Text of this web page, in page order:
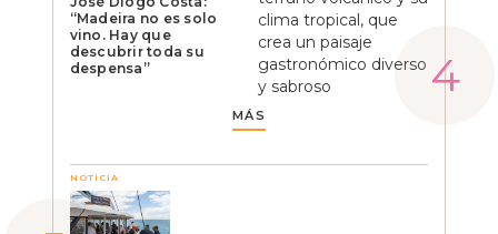
“Madeira no es solo
vino. Hay que
descubrir toda su
despensa”
clima tropical, que
crea un paisaje
gastronómico diverso
y sabroso
MÁS
NOTICIA